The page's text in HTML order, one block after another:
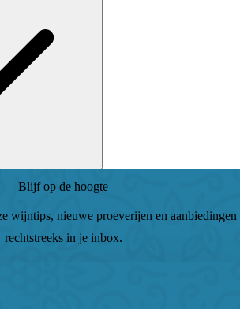
Blijf op de hoogte
wijntips, nieuwe proeverijen en aanbiedingen
rechtstreeks in je inbox.